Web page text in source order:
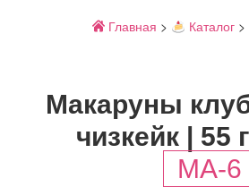
Главная > Каталог>
Макаруны
чизкейк | 55
MA-6